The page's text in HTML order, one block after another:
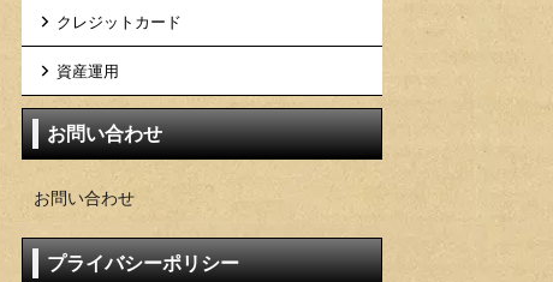
クレジットカード
資産運用
お問い合わせ
お問い合わせ
プライバシーポリシー